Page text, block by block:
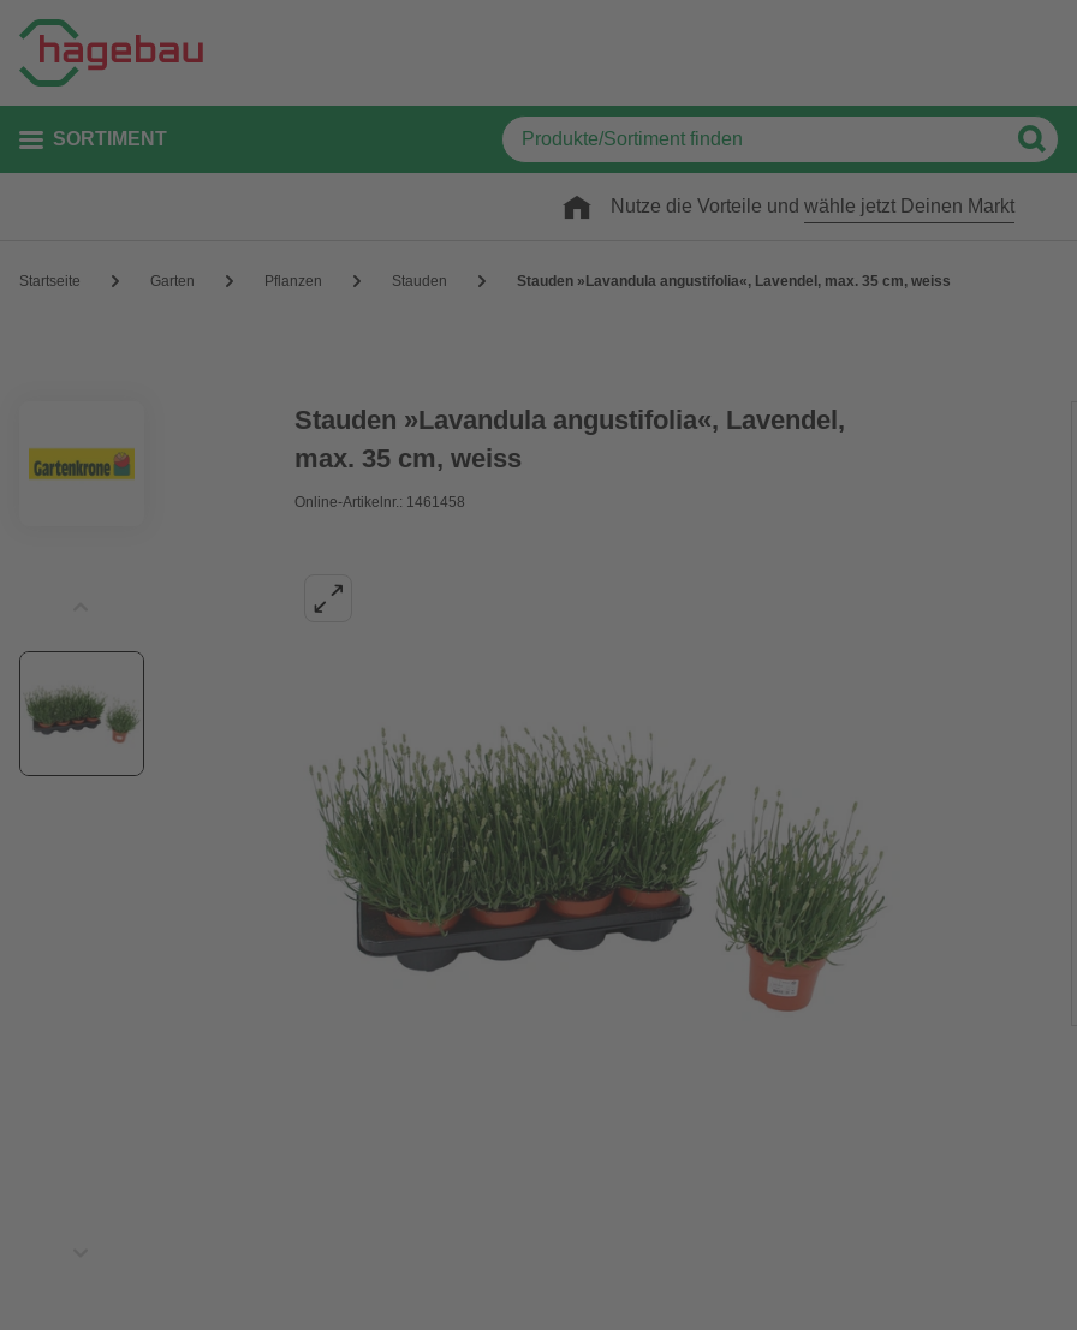
SORTIMENT
Nutze die Vorteile und wähle jetzt Deinen Markt
Startseite Garten Pflanzen Stauden Stauden »Lavandula angustifolia«, Lavendel, max. 35 cm, weiss
Stauden »Lavandula angustifolia«, Lavendel,
max. 35 cm, weiss
Online-Artikelnr.: 1461458